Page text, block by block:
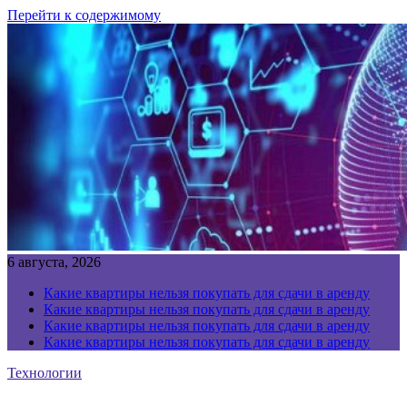
Перейти к содержимому
6 августа, 2026
Какие квартиры нельзя покупать для сдачи в аренду
Какие квартиры нельзя покупать для сдачи в аренду
Какие квартиры нельзя покупать для сдачи в аренду
Какие квартиры нельзя покупать для сдачи в аренду
Технологии